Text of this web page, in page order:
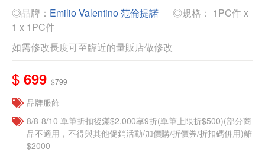
◎品牌： Emilio Valentino 范倫提諾
◎規格： 1PC件 x
1 x 1PC件
如需修改長度可至臨近的量販店做修改
$ 699 $799
品牌服飾
8/8-8/10 單筆折扣後滿$2,000享9折(單筆上限折$500)(部分商
品不適用，不得與其他促銷活動/加價購/折價券/折扣碼併用)離
$2000